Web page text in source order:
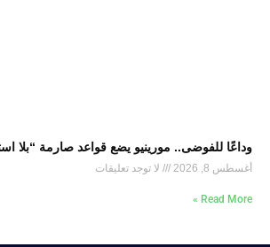
وداعًا للفوضى.. مورينيو يضع قواعد صارمة “بلا
أغسطس 8, 2026 لا توجد تعليقات
Read More »